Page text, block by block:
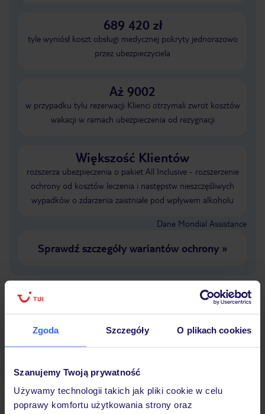
Zgoda Szczegóły O plikach cookies
Szanujemy Twoją prywatność
Używamy technologii takich jak pliki cookie w celu
poprawy komfortu użytkowania strony oraz
689 420 zł
tyle wyniósł koszt obsługi medycznej pokryty jednorazowo
przez ubezpieczyciela
Aż 9002
w przypadku tylu rezerwacji Klienci otrzymali zwrot kosztów
wakacji w ramach ubezpieczenia od rezygnacji
Większość Klientów
rozszerza ubezpieczenia o pakiet All Inclusive - rozszerzenie
ochrony od kosztów leczenia i następstw nieszczęśliwych
wypadków o zdarzenia zaistniałe pod wpływem alkoholu
Dane Mondial Assistance
Sprawdź szczegóły wariantów ochrony»
Dlaczego warto wybrać TUI?
Lider niskich cen
podróży w Polsce